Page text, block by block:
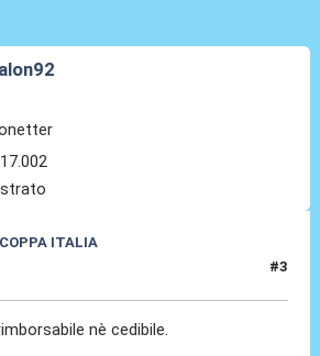
17.002
ITALIA
#3
nè cedibile.